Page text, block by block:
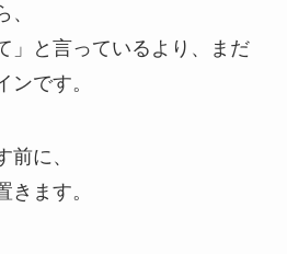
」と言っているより、まだ
ンです。
前に、
きます。